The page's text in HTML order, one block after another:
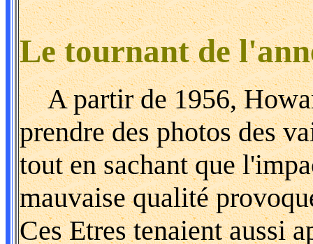
Le tournant de
A partir de 1956,
prendre des photos des
tout en sachant que
mauvaise qualité
Ces Etres tenaient aussi